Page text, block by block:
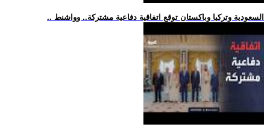
.. السعودية وتركيا وباكستان توقع اتفاقية دفاعية مشتركة.. وواشنط